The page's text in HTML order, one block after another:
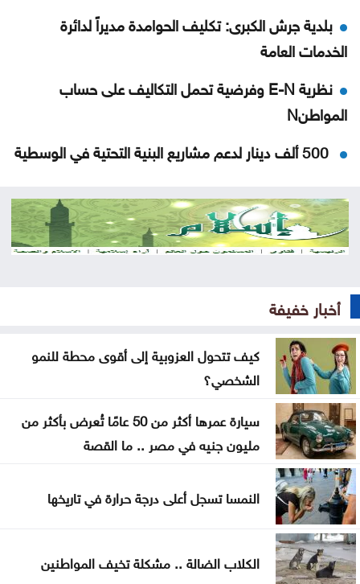
بلدية جرش الكبرى: تكليف الحوامدة مديراً لدائرة
الخدمات العامة
نظرية E-N وفرضية تحمل التكاليف على حساب
المواطنN
تمهيدي الدوري الأوروبي
أوغندا توافق على نشر وحدة من جيشها في غزة
مضيق البوسفور
الأردن يدين التفجير الإرهابي الذي استهدف حافلة في
جرمانا بريف دمشق
غوتيريش يدعو روسيا وأوكرانيا إلى تجنب استهداف
المدنيين
علامات تجارية مقلدة
الدفاع اليمنية تؤكد سقوط قتلى وجرحى في هجوم
حوثي وتتوعد بالرد
أخبار خفيفة
كيف تتحول العزوبية إلى أقوى محطة للنمو
الشخصي؟
سيارة عمرها أكثر من 50 عامًا تُعرض بأكثر من
مليون جنيه في مصر .. ما القصة
النمسا تسجل أعلى درجة حرارة في تاريخها
الكلاب الضالة .. مشكلة تخيف المواطنين